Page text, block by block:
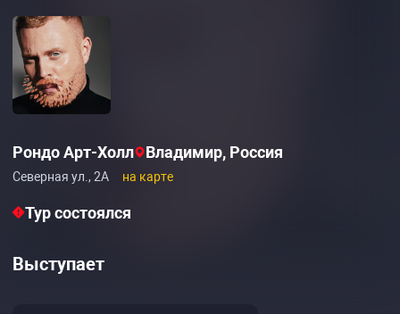
Рондо Арт-Холл Владимир, Россия
Северная ул., 2А на карте
Тур состоялся
Выступает